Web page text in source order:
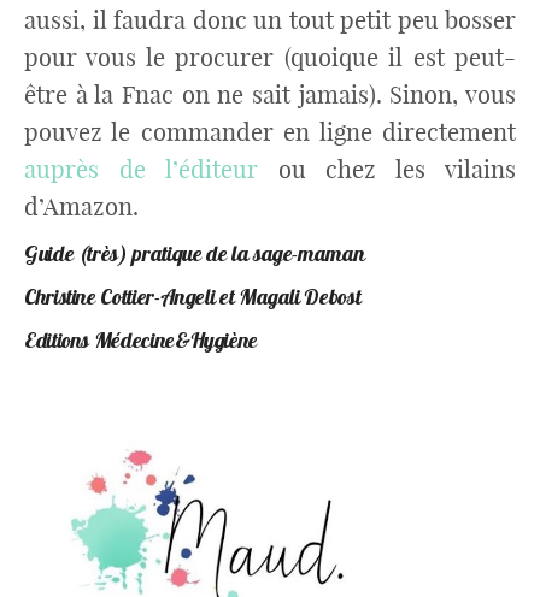
aussi, il faudra donc un tout petit peu bosser
pour vous le procurer (quoique il est peut-
être à la Fnac on ne sait jamais). Sinon, vous
pouvez le commander en ligne directement
auprès de l’éditeurou chez les vilains
d’Amazon.
Guide (très) pratique de la sage-maman
Christine Cottier-Angeli et Magali Debost
Editions Médecine&Hygiène